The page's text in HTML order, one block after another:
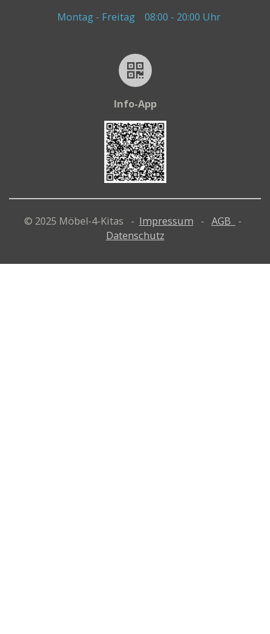
Montag - Freitag 08:00 - 20:00 Uhr
Info-App
© 2025 Möbel-4-Kitas - Impressum - AGB
-
Datenschutz